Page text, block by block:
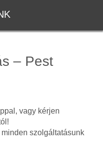
– Pest
vagy kérjen
szolgáltatásunk